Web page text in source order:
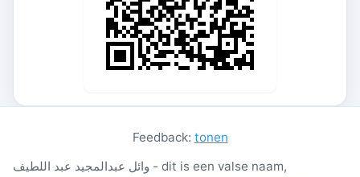
Feedback: tonen
وائل عبدالمجيد عبد اللطيف - dit is een valse naam,